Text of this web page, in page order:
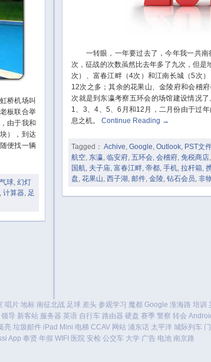
桥机场叫
板联合举
由于我和
），到达
便找一辆
球, 幻灯
, 计算器, 足
一转眼，一年要过去了，今年我一共南
次，征战的次数虽然比去年多了九次，但
次）、富春江畔（4次）和江南长城（5次
12次之多；其余的花果山、金陵府和会稽
次就是到东瀛考察五环会的场馆建设情况
1、3、4、5、6月和12月，二月份由于过
息之机。
Continue Reading →
Tagged： Achive Google Outlook PST文
航空 东瀛 临安府 五环会 会稽府 免税商店
国航 夫子庙 富春江畔 帝都 手机 拉杆箱
盘 花果山 西子湖 邮件 金陵 钻石会员 非
唱片 地标 南征北战 足球 差头 参观学习 魔都 Google 淮海路 培训
领导 新客站 服务器 英语 自行车 路由器 硬盘 赛季 警察 转会
亮 垃圾邮件 iPad Mini 电梯 CCAV 网站 浦东话 太平洋 城际列车
App 奉贤 年假 WIFI 医院 安检 公交车 大学 广告 电池 南京路